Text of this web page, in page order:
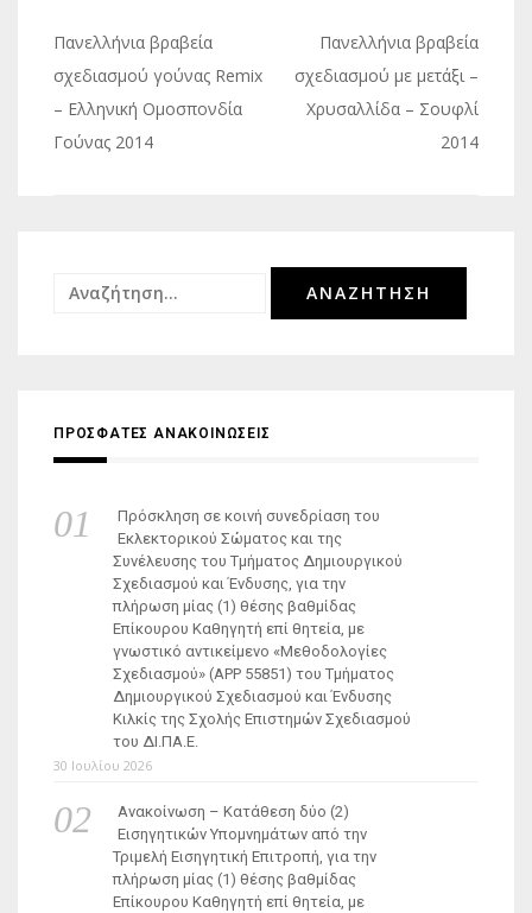
Πλοήγηση
άρθρων
Πανελλήνια βραβεία
σχεδιασμού γούνας Remix
– Ελληνική Ομοσπονδία
Γούνας 2014
Πανελλήνια βραβεία
σχεδιασμού με μετάξι –
Χρυσαλλίδα – Σουφλί
2014
Αναζήτηση
ΠΡΟΣΦΑΤΕΣ ΑΝΑΚΟΙΝΩΣΕΙΣ
Πρόσκληση σε κοινή συνεδρίαση του
Εκλεκτορικού Σώματος και της
Συνέλευσης του Τμήματος Δημιουργικού
Σχεδιασμού και Ένδυσης, για την
πλήρωση μίας (1) θέσης βαθμίδας
Επίκουρου Καθηγητή επί θητεία, με
γνωστικό αντικείμενο «Μεθοδολογίες
Σχεδιασμού» (ΑΡΡ 55851) του Τμήματος
Δημιουργικού Σχεδιασμού και Ένδυσης
Κιλκίς της Σχολής Επιστημών Σχεδιασμού
του ΔΙ.ΠΑ.Ε.
30 Ιουλίου 2026
Ανακοίνωση – Κατάθεση δύο (2)
Εισηγητικών Υπομνημάτων από την
Τριμελή Εισηγητική Επιτροπή, για την
πλήρωση μίας (1) θέσης βαθμίδας
Επίκουρου Καθηγητή επί θητεία, με